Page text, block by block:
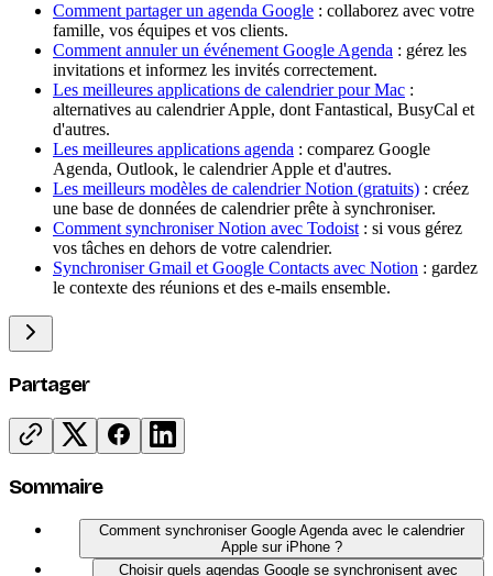
Comment partager un agenda Google : collaborez avec votre
famille, vos équipes et vos clients.
Comment annuler un événement Google Agenda : gérez les
invitations et informez les invités correctement.
Les meilleures applications de calendrier pour Mac :
alternatives au calendrier Apple, dont Fantastical, BusyCal et
d'autres.
Les meilleures applications agenda : comparez Google
Agenda, Outlook, le calendrier Apple et d'autres.
Les meilleurs modèles de calendrier Notion (gratuits) : créez
une base de données de calendrier prête à synchroniser.
Comment synchroniser Notion avec Todoist : si vous gérez
vos tâches en dehors de votre calendrier.
Synchroniser Gmail et Google Contacts avec Notion : gardez
le contexte des réunions et des e-mails ensemble.
Partager
Sommaire
Comment synchroniser Google Agenda avec le calendrier
Apple sur iPhone ?
Choisir quels agendas Google se synchronisent avec